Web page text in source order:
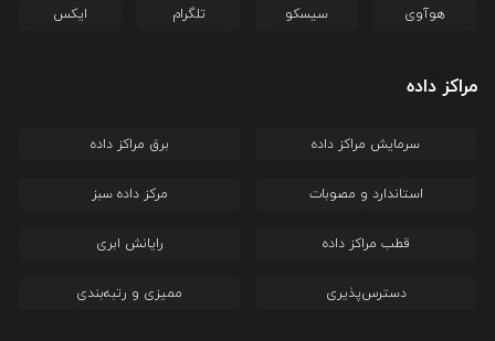
هوآوی سیسکو تلگرام ایکس
مراکز داده
سرمایش مراکز داده برق مراکز داده
استاندارد و مصوبات مرکز داده سبز
قطب مراکز داده رایانش ابری
دسترس‌پذیری ممیزی و رتبه‌بندی